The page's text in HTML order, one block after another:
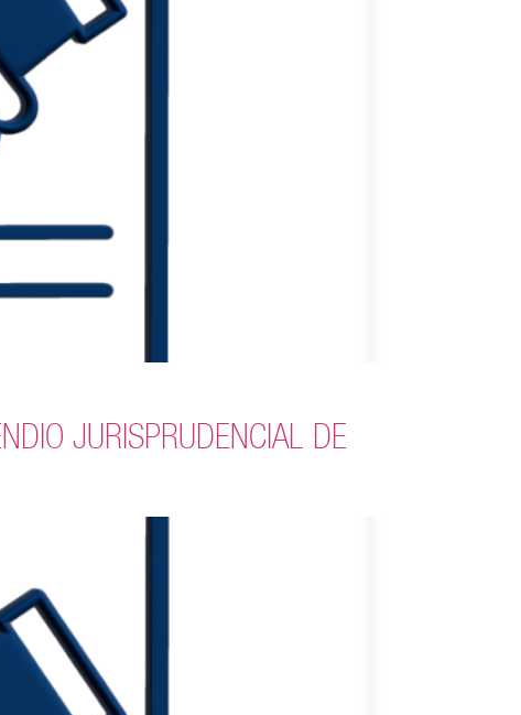
JURISPRUDENCIAL DE